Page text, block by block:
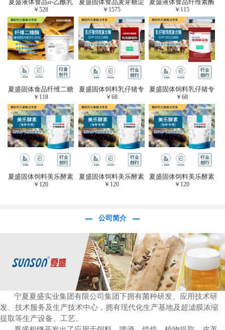
夏盛液体食品α-乙酰乳
酸脱羧酶(酱油醋生产
专用)FDY-3206
￥528
夏盛固体食品麦芽糖淀
粉酶(烘焙及面粉改良
用酶/发酵类食品可
用)FDG-0012
￥ 1575
夏盛液体食品纤维素酶
(植物提取专用酶/解决
提取液混浊问题/降
黏)FFY-0651
￥ 115
夏盛固体食品纤维二糖
酶(植物提取专用酶/用
于虎杖白藜芦醇提
取)FFG-0656
￥ 118
夏盛固体饲料乳仔猪专
用复合酶SFG-0932
￥ 68
夏盛固体饲料乳仔猪专
用复合酶SFG-0932
￥68
夏盛固体饲料美乐酵素
(水产海参海胆专
￥ 120
夏盛固体饲料美乐酵素
(水产海参海胆专
￥ 120
夏盛固体饲料美乐酵素
(水产海参海胆专
￥ 120
公司简介
宁夏夏盛实业集团有限公司集团下拥有菌种研发、应用技术研
发、技术服务及生产技术中心，拥有现代化生产基地及超滤膜浓缩
提取等生产设备、工艺。